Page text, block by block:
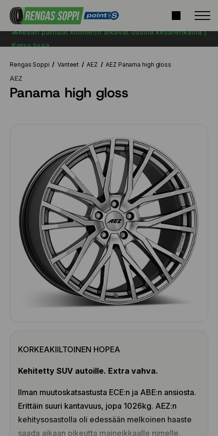
🚗Kesän parhaat kilometrit alkavat uusilla kesärenkailla |
Katso lisää
Rengas Soppi Vanteet AEZ AEZ Panama high gloss
AEZ
Panama high gloss
KORKEAKIILTOINEN HOPEA
Kehitetty SUV autoille. Extra vahva.
Ilman muutoskatsastusta ECE:n ja ABE:n ansiosta.
Erittäin suuri kantavuus, jopa 1026kg. AEZ:n
kehitysosastolla oli edessään melkoinen haaste
saada aikaan oikeutta maineikkaalle nimelle.